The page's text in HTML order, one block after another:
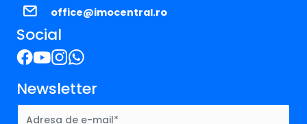
office@imocentral.ro
Social
Newsletter